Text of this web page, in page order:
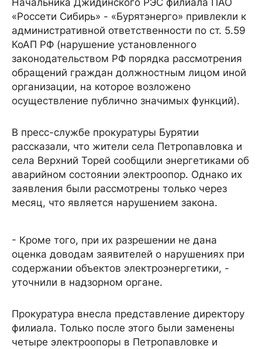
Начальника Джидинского РЭС филиала ПАО
«Россети Сибирь» - «Бурятэнерго» привлекли к
административной ответственности по ст. 5.59
КоАП РФ (нарушение установленного
законодательством РФ порядка рассмотрения
обращений граждан должностным лицом иной
организации, на которое возложено
осуществление публично значимых функций).
В пресс-службе прокуратуры Бурятии
рассказали, что жители села Петропавловка и
села Верхний Торей сообщили энергетиками об
аварийном состоянии электроопор. Однако их
заявления были рассмотрены только через
месяц, что является нарушением закона.
- Кроме того, при их разрешении не дана
оценка доводам заявителей о нарушениях при
содержании объектов электроэнергетики, -
уточнили в надзорном органе.
Прокуратура внесла представление директору
филиала. Только после этого были заменены
четыре электроопоры в Петропавловке и